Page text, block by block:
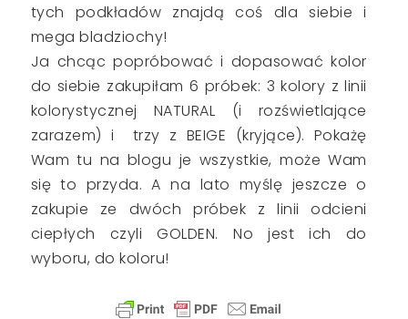
tych podkładów znajdą coś dla siebie i
mega bladziochy!
Ja chcąc popróbować i dopasować kolor
do siebie zakupiłam 6 próbek: 3 kolory z linii
kolorystycznej NATURAL (i rozświetlające
zarazem) i trzy z BEIGE (kryjące). Pokażę
Wam tu na blogu je wszystkie, może Wam
się to przyda. A na lato myślę jeszcze o
zakupie ze dwóch próbek z linii odcieni
ciepłych czyli GOLDEN. No jest ich do
wyboru, do koloru!